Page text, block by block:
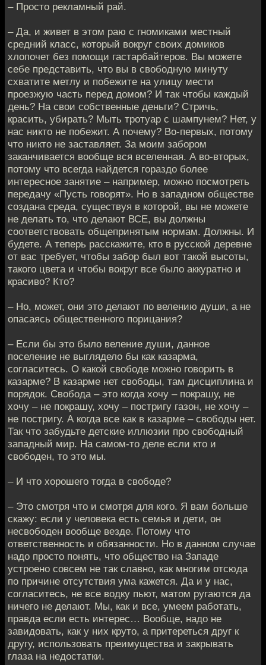
– Просто рекламный рай.
– Да, и живет в этом раю с гномиками местный
средний класс, который вокруг своих домиков
хлопочет без помощи гастарбайтеров. Вы можете
себе представить, что вы в свободную минуту
схватите метлу и побежите на улицу мести
проезжую часть перед домом? И так чтобы каждый
день? На свои собственные деньги? Стричь,
красить, убирать? Мыть тротуар с шампунем? Нет, у
нас никто не побежит. А почему? Во-первых, потому
что никто не заставляет. За моим забором
заканчивается вообще вся вселенная. А во-вторых,
потому что всегда найдется гораздо более
интересное занятие – например, можно посмотреть
передачу «Пусть говорят». Но в западном обществе
создана среда, существуя в которой, вы не можете
не делать то, что делают ВСЕ, вы должны
соответствовать общепринятым нормам. Должны. И
будете. А теперь расскажите, кто в русской деревне
от вас требует, чтобы забор был вот такой высоты,
такого цвета и чтобы вокруг все было аккуратно и
красиво? Кто?
– Но, может, они это делают по велению души, а не
опасаясь общественного порицания?
– Если бы это было веление души, данное
поселение не выглядело бы как казарма,
согласитесь. О какой свободе можно говорить в
казарме? В казарме нет свободы, там дисциплина и
порядок. Свобода – это когда хочу – покрашу, не
хочу – не покрашу, хочу – постригу газон, не хочу –
не постригу. А когда все как в казарме – свободы нет.
Так что забудьте детские иллюзии про свободный
западный мир. На самом-то деле если кто и
свободен, то это мы.
– И что хорошего тогда в свободе?
– Это смотря что и смотря для кого. Я вам больше
скажу: если у человека есть семья и дети, он
несвободен вообще везде. Потому что
ответственность и обязанности. Но в данном случае
надо просто понять, что общество на Западе
устроено совсем не так славно, как многим отсюда
по причине отсутствия ума кажется. Да и у нас,
согласитесь, не все водку пьют, матом ругаются да
ничего не делают. Мы, как и все, умеем работать,
правда если есть интерес… Вообще, надо не
завидовать, как у них круто, а притереться друг к
другу, использовать преимущества и закрывать
глаза на недостатки.